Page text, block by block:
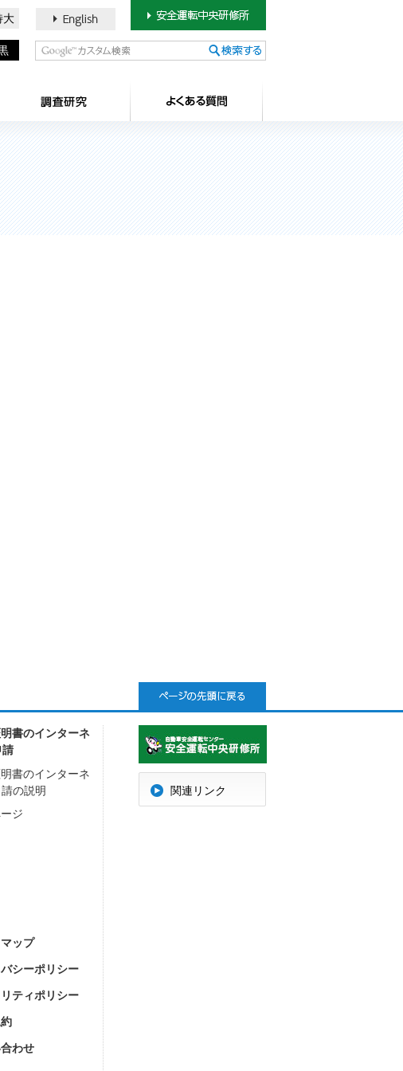
イズ
大
書のインターネ
請
書のインターネ
の説明
ジ
ップ
シーポリシー
ティポリシー
わせ
関連リンク